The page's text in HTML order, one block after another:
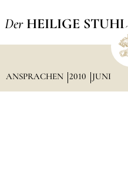
Der HEILIGE STUHL
ANSPRACHEN 2010 JUNI